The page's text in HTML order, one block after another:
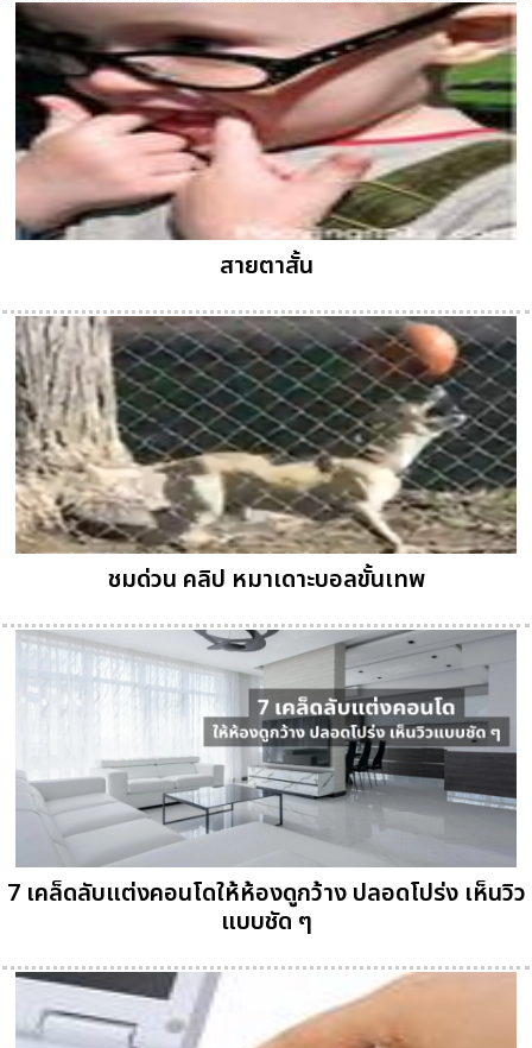
สายตาสั้น
ชมด่วน คลิป หมาเดาะบอลขั้นเทพ
7 เคล็ดลับแต่งคอนโดให้ห้องดูกว้าง ปลอดโปร่ง เห็นวิว
แบบชัด ๆ